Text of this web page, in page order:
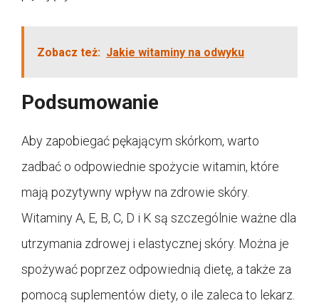
Zobacz też: Jakie witaminy na odwyku
Podsumowanie
Aby zapobiegać pękającym skórkom, warto
zadbać o odpowiednie spożycie witamin, które
mają pozytywny wpływ na zdrowie skóry.
Witaminy A, E, B, C, D i K są szczególnie ważne dla
utrzymania zdrowej i elastycznej skóry. Można je
spożywać poprzez odpowiednią dietę, a także za
pomocą suplementów diety, o ile zaleca to lekarz.